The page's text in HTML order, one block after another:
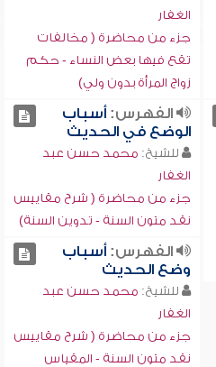
الغفار
جزء من محاضرة ( مخالفات
تقع فيها بعض النساء - حكم
زواج المرأة بدون ولي)
الفهرس:أسباب
الوضع في الحديث
للشيخ: محمد حسن عبد
الغفار
جزء من محاضرة ( شرح مقاييس
نقد متون السنة - تدوين السنة)
الفهرس:أسباب
وضع الحديث
للشيخ: محمد حسن عبد
الغفار
جزء من محاضرة ( شرح مقاييس
نقد متون السنة - المقياس